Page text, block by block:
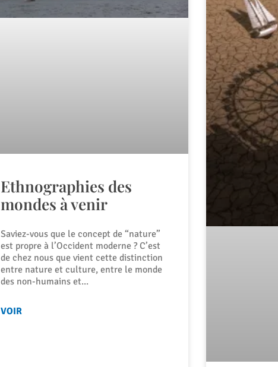
Ethnographies des
mondes à venir
Saviez-vous que le concept de “nature”
est propre à l’Occident moderne ? C’est
de chez nous que vient cette distinction
entre nature et culture, entre le monde
des non-humains et
VOIR